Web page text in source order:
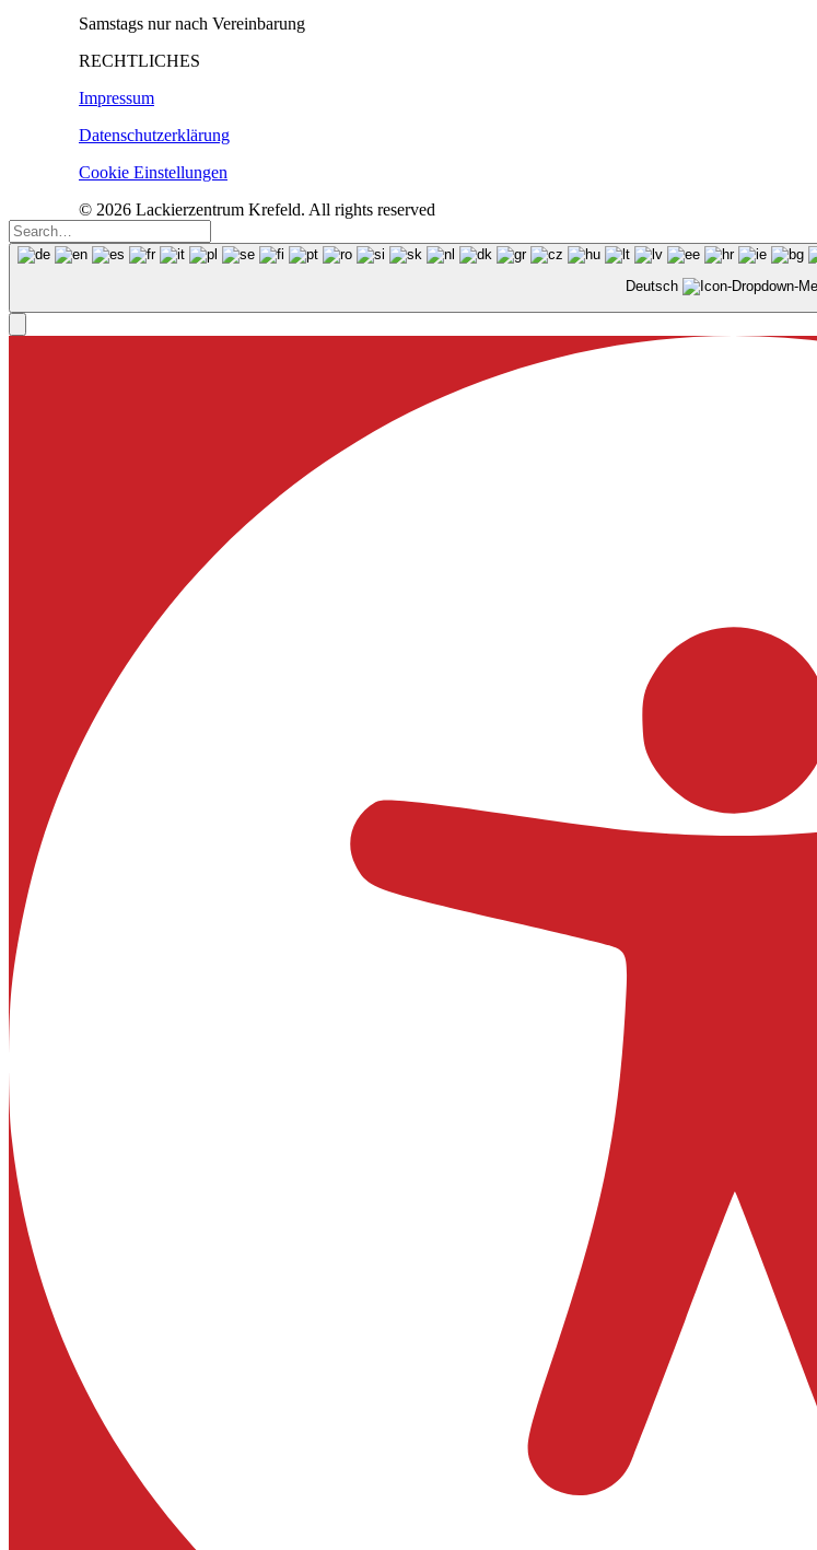
Samstags nur nach Vereinbarung
RECHTLICHES
Impressum
Datenschutzerklärung
Cookie Einstellungen
© 2026 Lackierzentrum Krefeld. All rights reserved
Deutsch